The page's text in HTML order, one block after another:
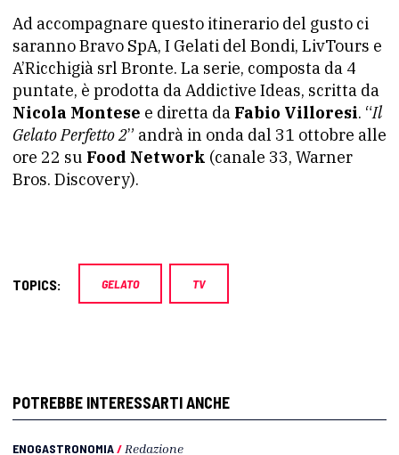
Ad accompagnare questo itinerario del gusto ci
saranno Bravo SpA, I Gelati del Bondi, LivTours e
A’Ricchigià srl Bronte. La serie, composta da 4
puntate, è prodotta da Addictive Ideas, scritta da
Nicola Montese e diretta da Fabio Villoresi. “Il
Gelato Perfetto 2” andrà in onda dal 31 ottobre alle
ore 22 su Food Network (canale 33, Warner
Bros. Discovery).
TOPICS: GELATO TV
POTREBBE INTERESSARTI ANCHE
ENOGASTRONOMIA/Redazione